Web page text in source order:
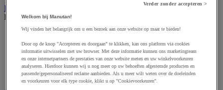
Industriële mat, tegel en rooster
Bekijk de hele productgroep
Accessoires voor matten en roosters
ESD antistatische en isolerende matten
Hygiënische mat en mat voor de voedselverwerkende
industrie
Industriële antivermoeidheidsmatten en -tegels
Industriële roosters
Verder zonder accepteren >
Welkom bij Manutan!
Wij vinden het belangrijk om u een bezoek aan onze website op maat te bieden!
Door op de knop "Accepteren en doorgaan" te klikken, kan ons platform via cookies
informatie uitwisselen met uw browser. Met deze informatie kunnen ons marketingteam
en onze internetpartners de prestaties van onze website meten en uw winkelvoorkeuren
analyseren. Hierdoor kunnen wij u nog meer op uw behoeften afgestemde producten en
passende/gepersonaliseerd reclame aanbieden. Als u meer wilt weten over de doeleinden
en voorkeuren voor elk type cookie, klikt u op "Cookievoorkeuren".